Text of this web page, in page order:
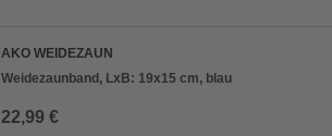
AKO WEIDEZAUN
Weidezaunband, LxB: 19x15 cm, blau
22,99 €